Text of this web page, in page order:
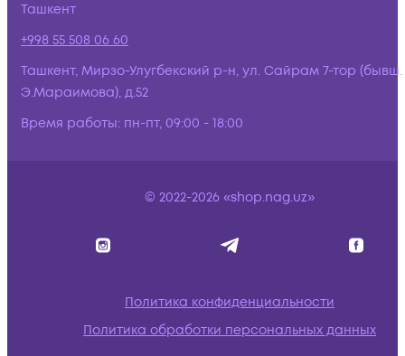
Ташкент
+998 55 508 06 60
Ташкент, Мирзо-Улугбекский р-н, ул. Сайрам 7-тор (бывш.
Э.Мараимова), д.52
Время работы: пн-пт, 09:00 - 18:00
© 2022-2026 «shop.nag.uz»
Политика конфиденциальности
Политика обработки персональных данных